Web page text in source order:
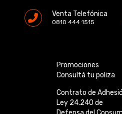
Venta Telefónica
0810 444 1515
Promociones
Consultá tu poliza
Contrato de
Ley 24.240 de